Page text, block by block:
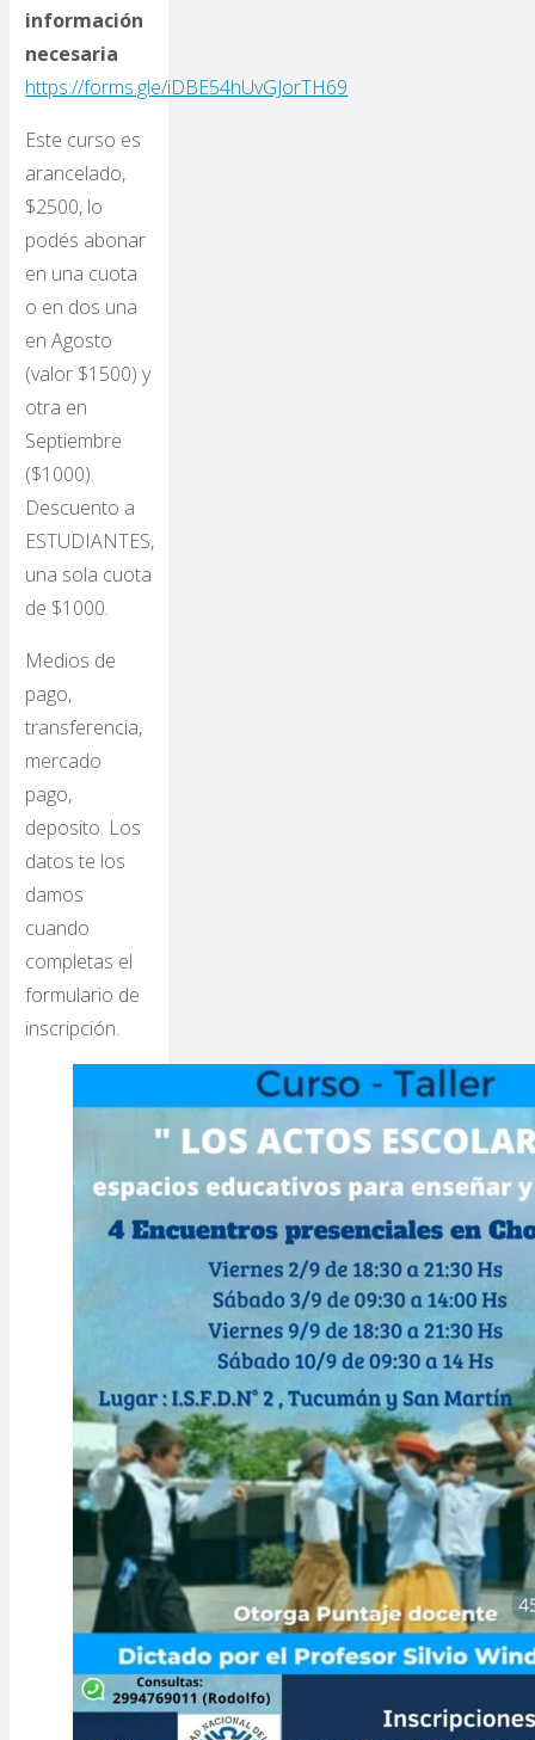
información
necesaria
https://forms.gle/iDBE54hUvGJorTH69
Este curso es
arancelado,
$2500, lo
podés abonar
en una cuota
o en dos una
en Agosto
(valor $1500) y
otra en
Septiembre
($1000).
Descuento a
ESTUDIANTES,
una sola cuota
de $1000.
Medios de
pago,
transferencia,
mercado
pago,
deposito. Los
datos te los
damos
cuando
completas el
formulario de
inscripción.